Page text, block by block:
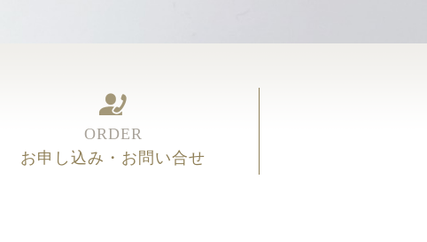
ORDER
お申し込み・お問い合せ